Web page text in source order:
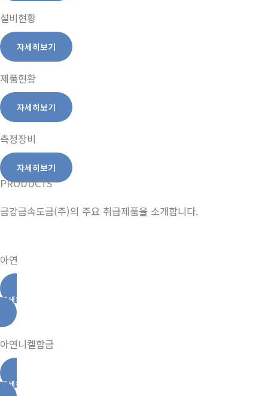
설비현황
자세히보기
제품현황
자세히보기
측정장비
자세히보기
PRODUCTS
금강금속도금(주)의 주요 취급제품을 소개합니다.
아연
자세히보기
아연니켈합금
자세히보기